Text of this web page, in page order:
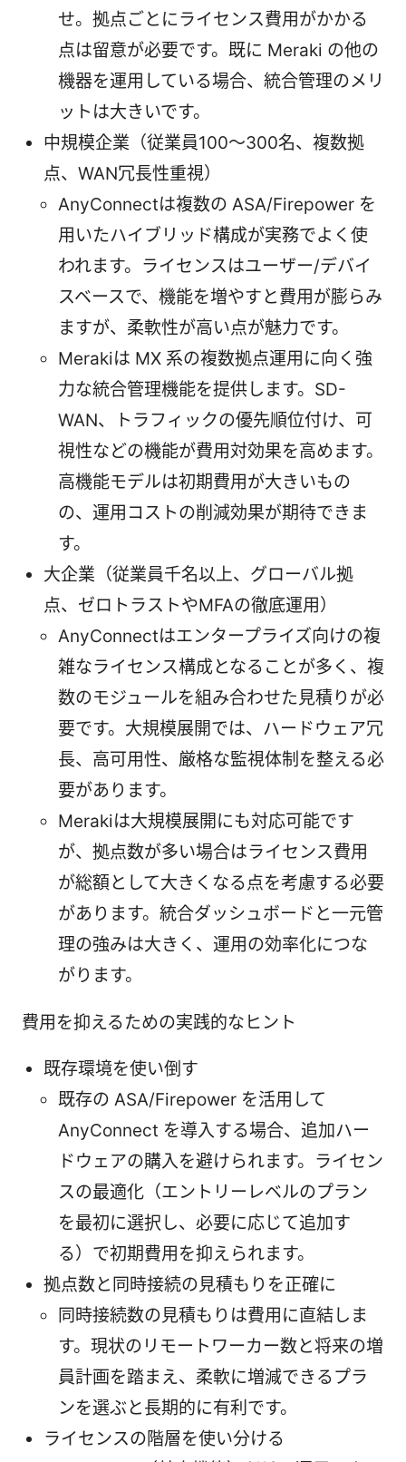
せ。拠点ごとにライセンス費用がかかる
点は留意が必要です。既に Meraki の他の
機器を運用している場合、統合管理のメリ
ットは大きいです。
中規模企業（従業員100〜300名、複数拠
点、WAN冗長性重視）
AnyConnectは複数の ASA/Firepower を
用いたハイブリッド構成が実務でよく使
われます。ライセンスはユーザー/デバイ
スベースで、機能を増やすと費用が膨らみ
ますが、柔軟性が高い点が魅力です。
Merakiは MX 系の複数拠点運用に向く強
力な統合管理機能を提供します。SD-
WAN、トラフィックの優先順位付け、可
視性などの機能が費用対効果を高めます。
高機能モデルは初期費用が大きいもの
の、運用コストの削減効果が期待できま
す。
大企業（従業員千名以上、グローバル拠
点、ゼロトラストやMFAの徹底運用）
AnyConnectはエンタープライズ向けの複
雑なライセンス構成となることが多く、複
数のモジュールを組み合わせた見積りが必
要です。大規模展開では、ハードウェア冗
長、高可用性、厳格な監視体制を整える必
要があります。
Merakiは大規模展開にも対応可能です
が、拠点数が多い場合はライセンス費用
が総額として大きくなる点を考慮する必要
があります。統合ダッシュボードと一元管
理の強みは大きく、運用の効率化につな
がります。
費用を抑えるための実践的なヒント
既存環境を使い倒す
既存の ASA/Firepower を活用して
AnyConnect を導入する場合、追加ハー
ドウェアの購入を避けられます。ライセン
スの最適化（エントリーレベルのプラン
を最初に選択し、必要に応じて追加す
る）で初期費用を抑えられます。
拠点数と同時接続の見積もりを正確に
同時接続数の見積もりは費用に直結しま
す。現状のリモートワーカー数と将来の増
員計画を踏まえ、柔軟に増減できるプラ
ンを選ぶと長期的に有利です。
ライセンスの階層を使い分ける